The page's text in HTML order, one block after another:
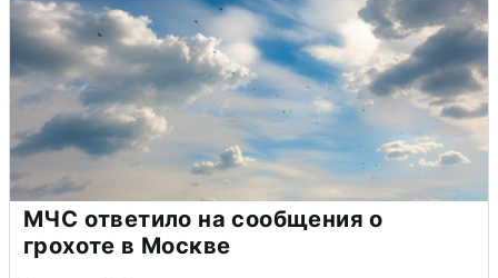
МЧС ответило на сообщения о
грохоте в Москве